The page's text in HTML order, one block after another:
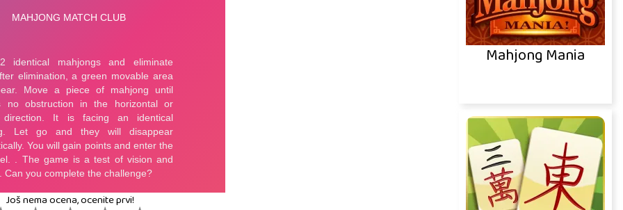
Još nema ocena, ocenite prvi!
Mahjong Mania